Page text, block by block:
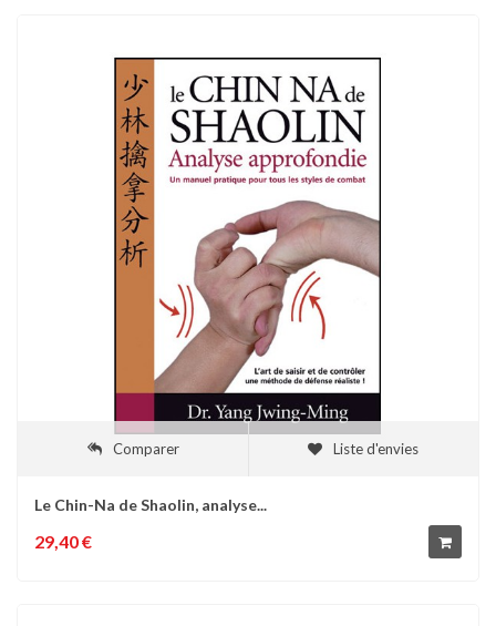
Comparer Liste d'envies
Le Chin-Na de Shaolin, analyse...
29,40 €